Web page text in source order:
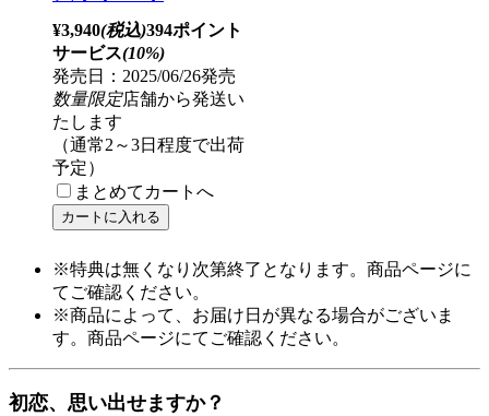
¥3,940(税込)394ポイント
サービス(10%)
発売日：2025/06/26発売
数量限定店舗から発送い
たします
（通常2～3日程度で出荷
予定）
まとめてカートへ
※特典は無くなり次第終了となります。商品ページに
てご確認ください。
※商品によって、お届け日が異なる場合がございま
す。商品ページにてご確認ください。
初恋、思い出せますか？